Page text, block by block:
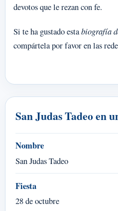
devotos que le rezan con fe.
Si te ha gustado estabiografía
compártela por favor en las
San Judas Tadeo en
Nombre
San Judas Tadeo
Fiesta
28 de octubre